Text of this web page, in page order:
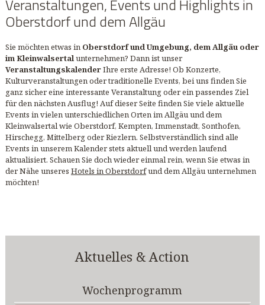
Veranstaltungen, Events und Highlights in
Oberstdorf und dem Allgäu
Sie möchten etwas in Oberstdorf und Umgebung, dem Allgäu oder
im Kleinwalsertalunternehmen? Dann ist unser
VeranstaltungskalenderIhre erste Adresse! Ob Konzerte,
Kulturveranstaltungen oder traditionelle Events, bei uns finden Sie
ganz sicher eine interessante Veranstaltung oder ein passendes Ziel
für den nächsten Ausflug! Auf dieser Seite finden Sie viele aktuelle
Events in vielen unterschiedlichen Orten im Allgäu und dem
Kleinwalsertal wie Oberstdorf, Kempten, Immenstadt, Sonthofen,
Hirschegg, Mittelberg oder Riezlern. Selbstverständlich sind alle
Events in unserem Kalender stets aktuell und werden laufend
aktualisiert. Schauen Sie doch wieder einmal rein, wenn Sie etwas in
der Nähe unseres Hotels in Oberstdorfund dem Allgäu unternehmen
möchten!
Aktuelles & Action
Wochenprogramm